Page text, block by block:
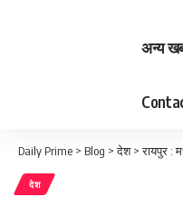
अन्य
Daily Prime > Blog >देश>रायपुर :
देश